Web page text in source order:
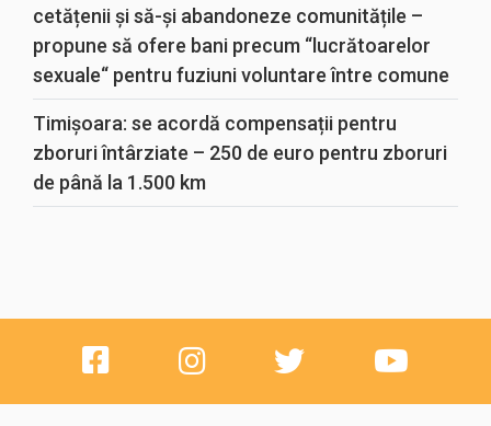
cetățenii și să-și abandoneze comunitățile –
propune să ofere bani precum “lucrătoarelor
sexuale“ pentru fuziuni voluntare între comune
Timișoara: se acordă compensații pentru
zboruri întârziate – 250 de euro pentru zboruri
de până la 1.500 km